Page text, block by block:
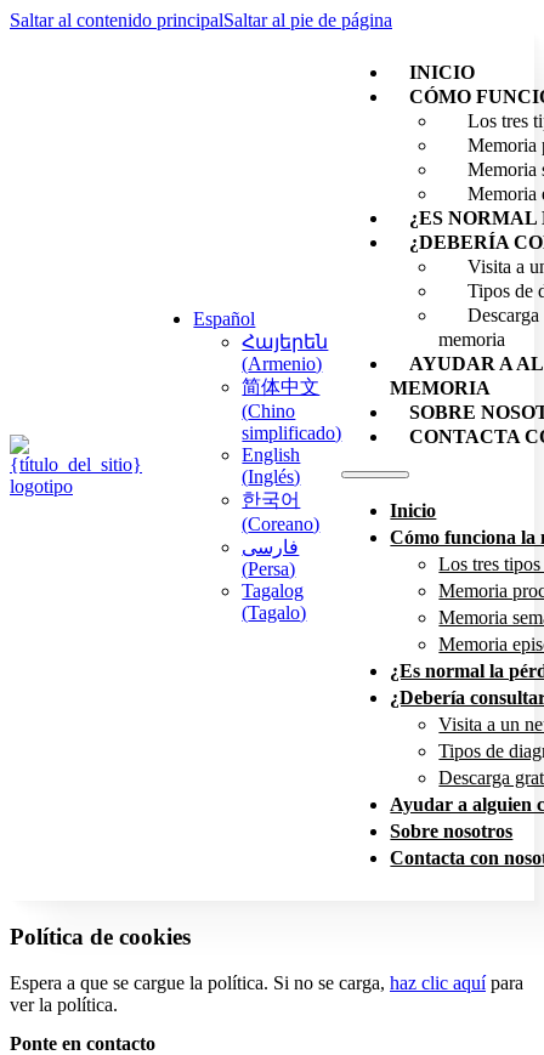
Saltar al contenido principalSaltar al pie de página
Español
Հայերեն
(Armenio)
简体中文
(Chino
simplificado)
English
(Inglés)
한국어
(Coreano)
فارسی
(Persa)
Tagalog
(Tagalo)
INICIO
CÓMO
Los tres
Memoria
Memoria
Memoria
¿ES
¿DEBERÍA
Visita a
Tipos de
memoria
AYUDAR A
MEMORIA
SOBRE
CONTACTA
Inicio
Cómo funciona la
Los tres
Memoria
Memoria
Memoria
¿Es normal la
¿Debería
Visita a un
Tipos de
Descarga
Ayudar a alguien
Sobre nosotros
Contacta con
Política de cookies
Espera a que se cargue la política. Si no se carga, haz clic aquípara
ver la política.
Ponte en contacto